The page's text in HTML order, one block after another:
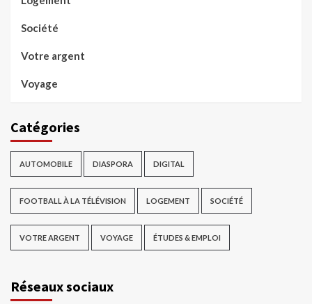
Société
Votre argent
Voyage
Catégories
AUTOMOBILE DIASPORA DIGITAL
FOOTBALL À LA TÉLÉVISION LOGEMENT SOCIÉTÉ
VOTRE ARGENT VOYAGE ÉTUDES & EMPLOI
Réseaux sociaux